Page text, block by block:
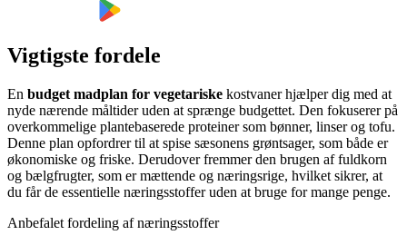
Vigtigste fordele
En budget madplan for vegetariske kostvaner hjælper dig med at
nyde nærende måltider uden at sprænge budgettet. Den fokuserer på
overkommelige plantebaserede proteiner som bønner, linser og tofu.
Denne plan opfordrer til at spise sæsonens grøntsager, som både er
økonomiske og friske. Derudover fremmer den brugen af fuldkorn
og bælgfrugter, som er mættende og næringsrige, hvilket sikrer, at
du får de essentielle næringsstoffer uden at bruge for mange penge.
Anbefalet fordeling af næringsstoffer